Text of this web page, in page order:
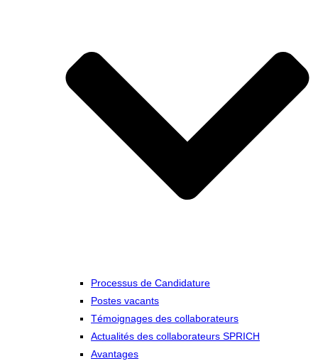
Processus de Candidature
Postes vacants
Témoignages des collaborateurs
Actualités des collaborateurs SPRICH
Avantages